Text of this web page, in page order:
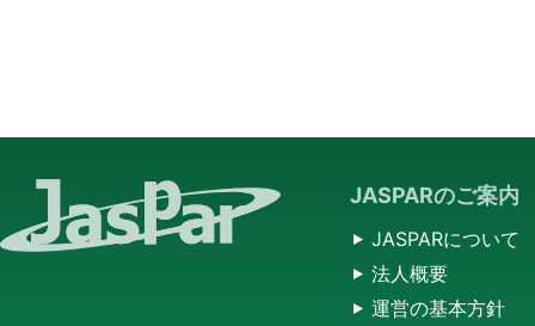
JASPARのご案内
JASPARについて
法人概要
運営の基本方針